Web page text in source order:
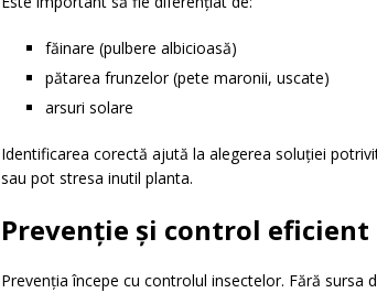
făinare (pulbere albicioasă)
pătarea frunzelor (pete maronii, uscate)
arsuri solare
Identificarea corectă ajută la alegerea soluției
sau pot stresa inutil planta.
Prevenție și control
Prevenția începe cu controlul insectelor. Fără sursa